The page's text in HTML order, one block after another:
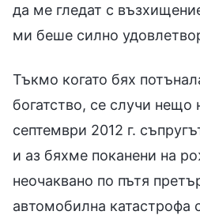
да ме гледат с
ми беше силно
Тъкмо когато бях
богатство, се случи нещо
септември 2012 г.
и аз бяхме поканени на
неочаквано по пътя
автомобилна катастрофа